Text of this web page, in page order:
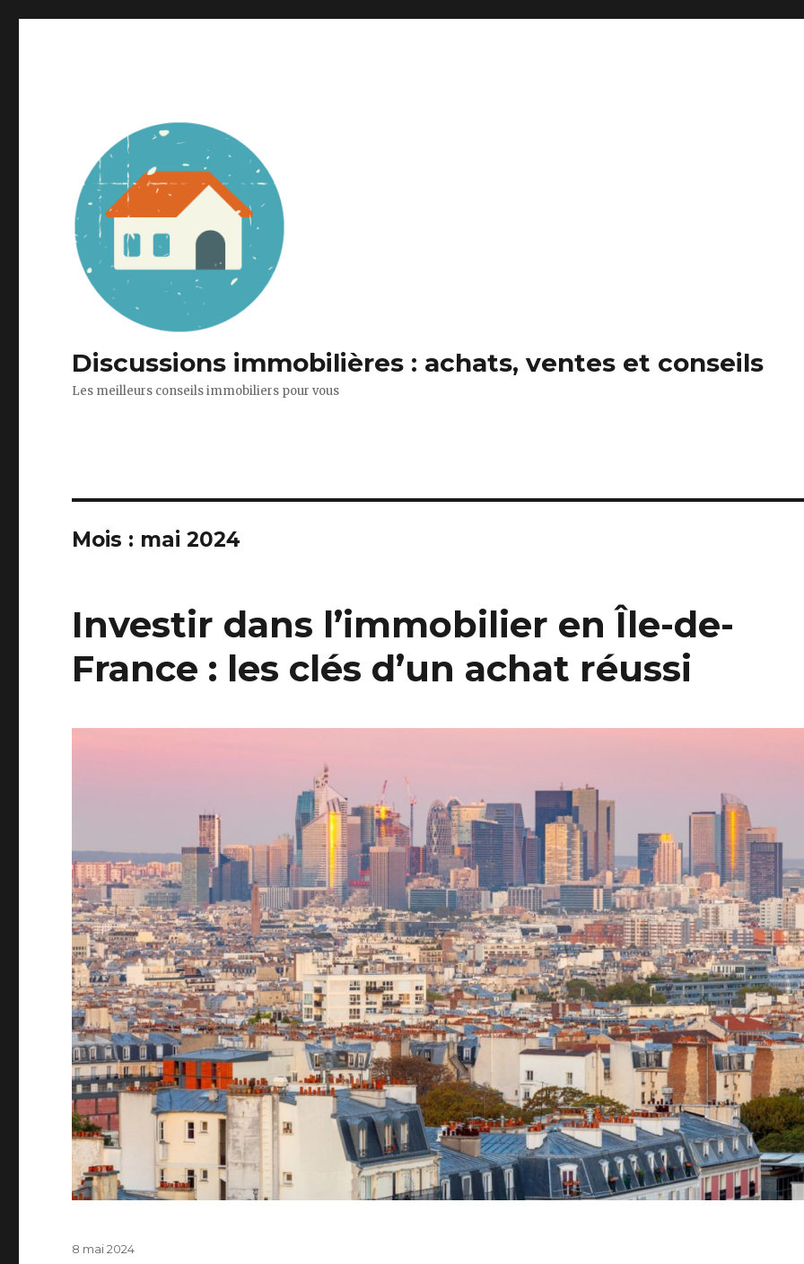
Discussions immobilières : achats, ventes et conseils
Les meilleurs conseils immobiliers pour vous
Mois : mai 2024
Investir dans l’immobilier en Île-de-
France : les clés d’un achat réussi
Publié
8 mai 2024